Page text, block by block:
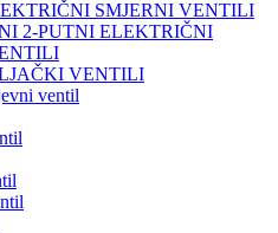
SMJERNI VENTILI
2-PUTNI ELEKTRIČNI
VENTILI
ventil